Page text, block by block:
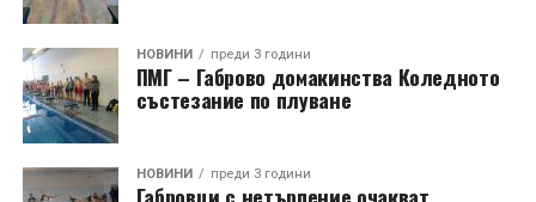
НОВИНИ преди 3 години
ПМГ – Габрово домакинства Коледното
състезание по плуване
НОВИНИ преди 3 години